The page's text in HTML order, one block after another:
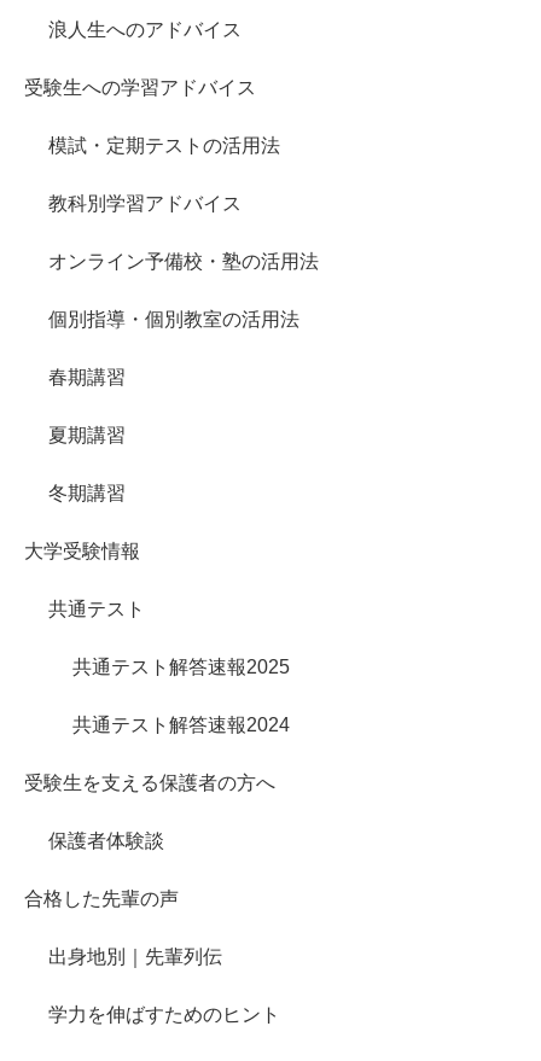
浪人生へのアドバイス
受験生への学習アドバイス
模試・定期テストの活用法
教科別学習アドバイス
オンライン予備校・塾の活用法
個別指導・個別教室の活用法
春期講習
夏期講習
冬期講習
大学受験情報
共通テスト
共通テスト解答速報2025
共通テスト解答速報2024
受験生を支える保護者の方へ
保護者体験談
合格した先輩の声
出身地別｜先輩列伝
学力を伸ばすためのヒント